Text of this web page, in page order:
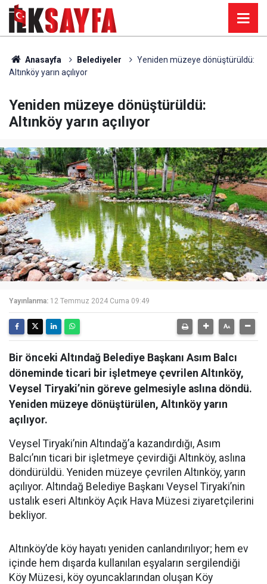
Anasayfa Belediyeler
Yeniden müzeye dönüştürüldü:
Altınköy yarın açılıyor
Yeniden müzeye dönüştürüldü:
Altınköy yarın açılıyor
Yayınlanma: 12 Temmuz 2024 Cuma 09:49
Bir önceki Altındağ Belediye Başkanı Asım Balcı
döneminde ticari bir işletmeye çevrilen Altınköy,
Veysel Tiryaki’nin göreve gelmesiyle aslına döndü.
Yeniden müzeye dönüştürülen, Altınköy yarın
açılıyor.
Veysel Tiryaki’nin Altındağ’a kazandırdığı, Asım
Balcı’nın ticari bir işletmeye çevirdiği Altınköy, aslına
döndürüldü. Yeniden müzeye çevrilen Altınköy, yarın
açılıyor. Altındağ Belediye Başkanı Veysel Tiryaki’nin
ustalık eseri Altınköy Açık Hava Müzesi ziyaretçilerini
bekliyor.
Altınköy’de köy hayatı yeniden canlandırılıyor; hem ev
içinde hem dışarda kullanılan eşyaların sergilendiği
Köy Müzesi, köy oyuncaklarından oluşan Köy